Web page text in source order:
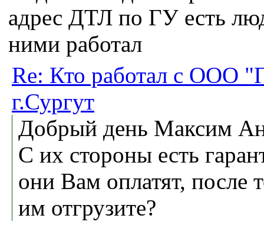
адрес ДТЛ по ГУ есть
ними работал
Re: Кто работал с ООО
г.Сургут
Добрый день Максим
С их стороны есть
они Вам оплатят, после
им отгрузите?